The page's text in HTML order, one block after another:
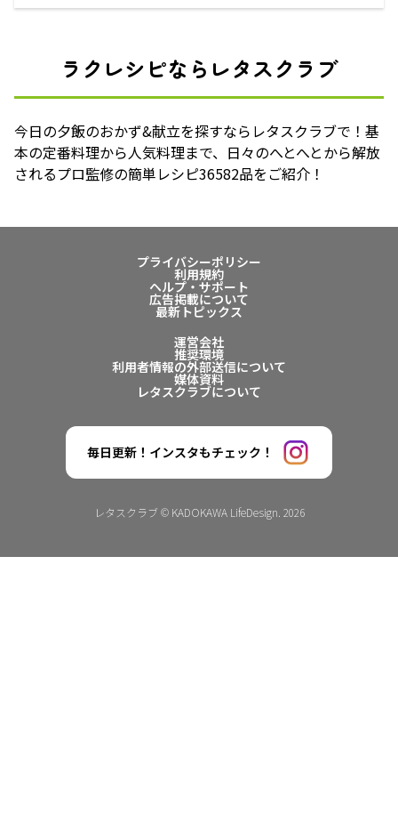
ラクレシピならレタスクラブ
今日の夕飯のおかず&献立を探すならレタスクラブで！基
本の定番料理から人気料理まで、日々のへとへとから解放
されるプロ監修の簡単レシピ36582品をご紹介！
プライバシーポリシー
利用規約
ヘルプ・サポート
広告掲載について
最新トピックス
運営会社
推奨環境
利用者情報の外部送信について
媒体資料
レタスクラブについて
毎日更新！インスタもチェック！
レタスクラブ © KADOKAWA LifeDesign. 2026